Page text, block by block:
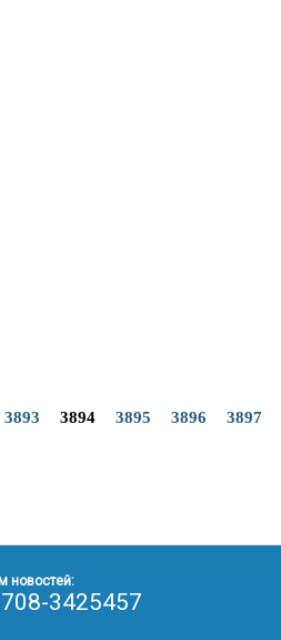
3893 3894 3895 3896 3897
новостей:
3425457